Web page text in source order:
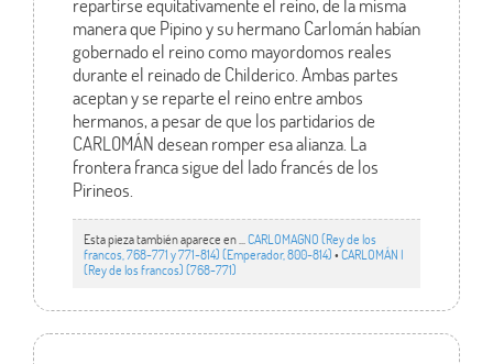
manera que Pipino y su hermano Carlomán habían
gobernado el reino como mayordomos reales
durante el reinado de Childerico. Ambas partes
aceptan y se reparte el reino entre ambos
hermanos, a pesar de que los partidarios de
CARLOMÁN desean romper esa alianza. La
frontera franca sigue del lado francés de los
Pirineos.
Esta pieza también aparece en ... CARLOMAGNO (Rey de los
francos, 768-771 y 771-814) (Emperador, 800-814)•CARLOMÁN I
(Rey de los francos) (768-771)